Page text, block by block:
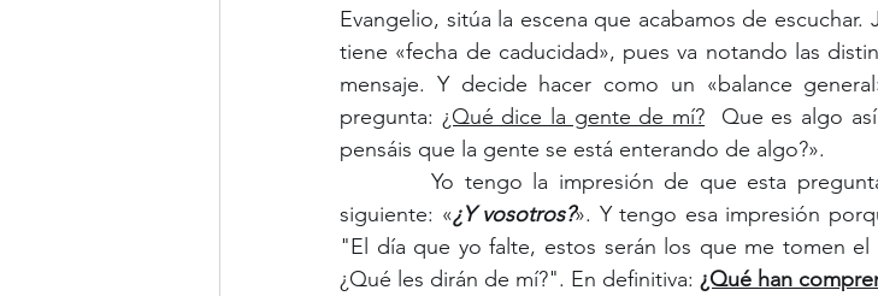
Evangelio, sitúa la escena que acabamos de escuchar.
tiene «fecha de caducidad», pues va notando las
mensaje. Y decide hacer como un «balance
pregunta: ¿Qué dice la gente de mí?
Que es algo
pensáis que la gente se está enterando de algo?».
         Yo tengo la impresión de que esta pregunta le importa menos a Jesús que la
siguiente: «¿Y vosotros?». Y tengo esa impresión
"El día que yo falte, estos serán los que me tomen el
¿Qué les dirán de mí?". En definitiva: ¿Qué han